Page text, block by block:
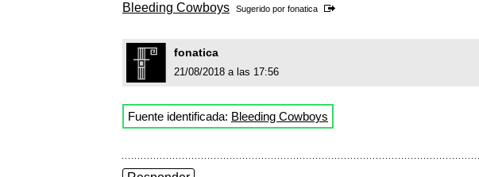
Bleeding Cowboys Sugerido por fonatica
fonatica
21/08/2018 a las 17:56
Fuente identificada: Bleeding Cowboys